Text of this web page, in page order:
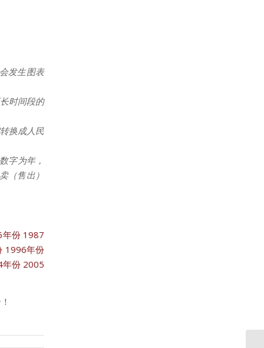
发生图表
时间段的
换成人民
字为年，
（售出）
份 1987
1996年份
份 2005